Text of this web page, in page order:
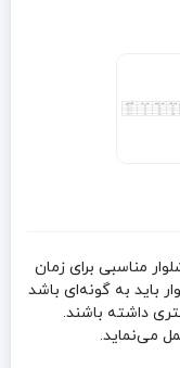
مناسبی برای زمان
باید به گونه‌ای باشد
داشته باشند.
می‌نماید.